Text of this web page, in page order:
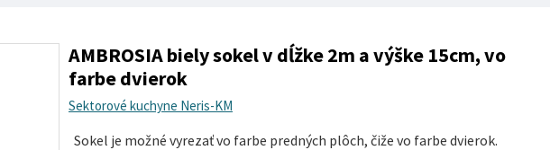
AMBROSIA biely sokel v dĺžke 2m a výške 15cm, vo
farbe dvierok
Sektorové kuchyne Neris-KM
Sokel je možné vyrezať vo farbe predných plôch, čiže vo farbe dvierok.